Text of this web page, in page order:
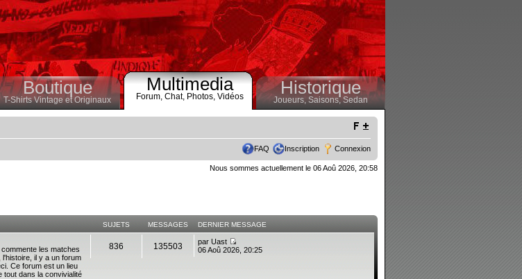
Boutique
T-Shirts Vintage et Originaux
Multimedia
Forum, Chat, Photos, Vidéos Historique
Joueurs, Saisons,Sedan
FAQ Inscription Connexion
Nous sommes actuellement le 06 Aoû 2026, 20:58
SUJETS MESSAGES DERNIER MESSAGE
les matches
il y a un forum
Ce forum est un lieu
tout dans la convivialité
836 135503 par Uast
06 Aoû 2026, 20:25